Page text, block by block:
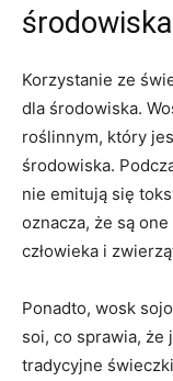
‍środowiska
⁤Korzystanie ze
dla środowiska.⁢
roślinnym, który
środowiska.
nie emitują ⁣się​
oznacza, że są
człowieka i
Ponadto, wosk
soi, ‍co⁣ sprawia, ​że​
tradycyjne